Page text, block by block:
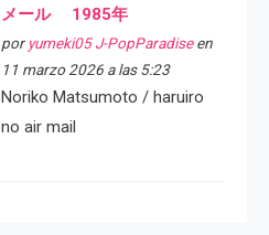
メール 1985年
por yumeki05 J-PopParadiseen
11 marzo 2026 a las 5:23
Noriko Matsumoto / haruiro
no air mail